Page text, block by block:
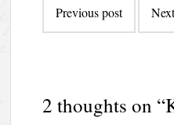
navigation
Previous post
2 thoughts on “